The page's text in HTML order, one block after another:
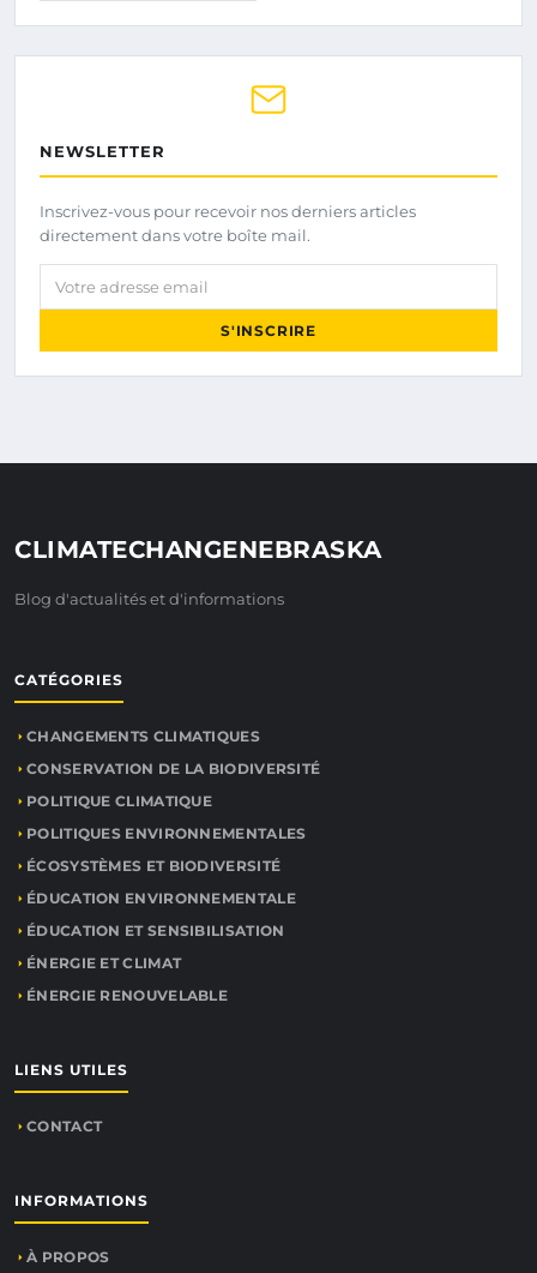
NEWSLETTER
Inscrivez-vous pour recevoir nos derniers articles
directement dans votre boîte mail.
Votre adresse email
S'INSCRIRE
CLIMATECHANGENEBRASKA
Blog d'actualités et d'informations
CATÉGORIES
CHANGEMENTS CLIMATIQUES
CONSERVATION DE LA BIODIVERSITÉ
POLITIQUE CLIMATIQUE
POLITIQUES ENVIRONNEMENTALES
ÉCOSYSTÈMES ET BIODIVERSITÉ
ÉDUCATION ENVIRONNEMENTALE
ÉDUCATION ET SENSIBILISATION
ÉNERGIE ET CLIMAT
ÉNERGIE RENOUVELABLE
LIENS UTILES
CONTACT
INFORMATIONS
À PROPOS